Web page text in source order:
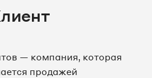
— компания, которая
продажей